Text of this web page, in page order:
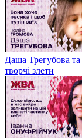
Даша Трегубова
творчі злети